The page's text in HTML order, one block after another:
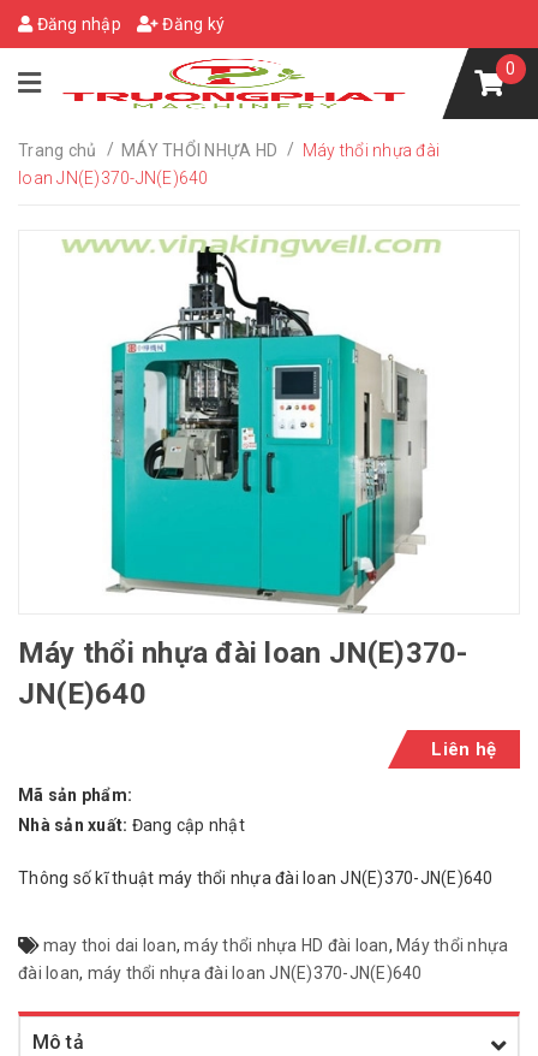
Đăng nhập Đăng ký
0
Trang chủ / MÁY THỔI NHỰA HD / Máy thổi nhựa đài
loan JN(E)370-JN(E)640
Máy thổi nhựa đài loan JN(E)370-
JN(E)640
Liên hệ
Mã sản phẩm:
Nhà sản xuất: Đang cập nhật
Thông số kĩ thuật máy thổi nhựa đài loan JN(E)370-JN(E)640
may thoi dai loan,máy thổi nhựa HD đài loan, Máy thổi nhựa
đài loan, máy thổi nhựa đài loan JN(E)370-JN(E)640
Mô tả